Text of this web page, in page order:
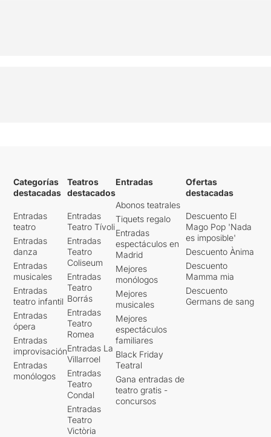
Categorías
destacadas
Entradas
teatro
Entradas
danza
Entradas
musicales
Entradas
teatro infantil
Entradas
ópera
Entradas
improvisación
Entradas
monólogos
Teatros
destacados
Entradas
Teatro Tívoli
Entradas
Teatro
Coliseum
Entradas
Teatro
Borrás
Entradas
Teatro
Romea
Entradas La
Villarroel
Entradas
Teatro
Condal
Entradas
Teatro
Victòria
Entradas
Abonos teatrales
Tiquets regalo
Entradas
espectáculos en
Madrid
Mejores
monólogos
Mejores
musicales
Mejores
espectáculos
familiares
Black Friday
Teatral
Gana entradas de
teatro gratis -
concursos
Ofertas
destacadas
Descuento El
Mago Pop 'Nada
es imposible'
Descuento Ànima
Descuento
Mamma mia
Descuento
Germans de sang